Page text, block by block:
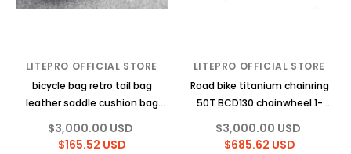
LITEPRO OFFICIAL STORE
bicycle bag retro tail bag
leather saddle cushion bag
rainproof handlebar bag for
$3,000.00 USD
$165.52 USD
LITEPRO OFFICIAL STORE
Road bike titanium chainring
50T BCD130 chainwheel 1-
titanium gear50T
$3,000.00 USD
$685.62 USD